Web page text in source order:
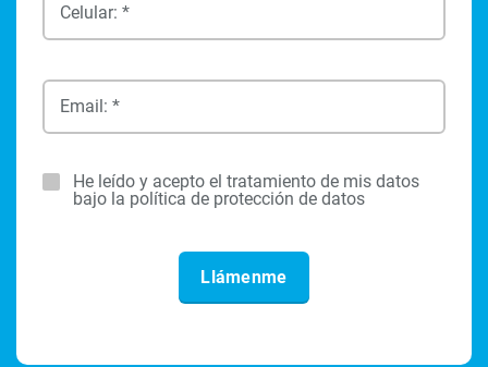
Celular: *
Email: *
He leído y acepto el tratamiento de mis datos
bajo la política de protección de datos